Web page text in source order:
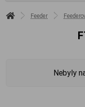
Feeder
Nebyly